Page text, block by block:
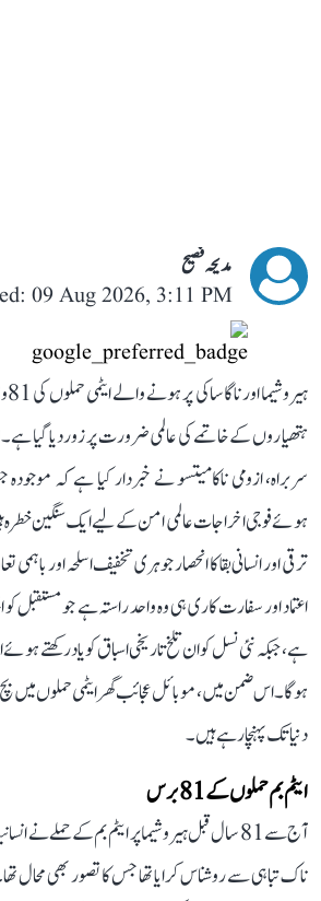
مدیحہ فصیح
09 Aug 2026, 3:11 PM
ہتھیاروں کے خاتمے کی عالمی ضرورت پر زور دیا گیا ہے۔
سربراہ، ازومی ناکامیتسو نے خبردار کیا ہے کہ موجودہ
ہوئے فوجی اخراجات عالمی امن کے لیے ایک سنگین خطرہ
ترقی اور انسانی بقا کا انحصار جوہری تخفیف اسلحہ اور
اعتماد اور سفارت کاری ہی وہ واحد راستہ ہے جو مستقبل کو
ہے، جبکہ نئی نسل کو ان تلخ تاریخی اسباق کو یاد رکھتے
ہوگا۔ اس ضمن میں، موبائل عجائب گھر ایٹمی حملوں میں
دنیا تک پہنچا رہے ہیں۔
ایٹم بم حملوں کے 81 برس
آج سے 81 سال قبل ہیروشیما پر ایٹم بم کے حملے
ناک تباہی سے روشناس کرایا تھا جس کا تصور بھی محال